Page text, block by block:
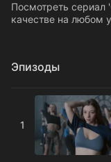
Посмотреть
качестве на любом
Эпизоды
1
1 серия